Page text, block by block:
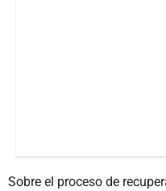
Sobre el proceso de